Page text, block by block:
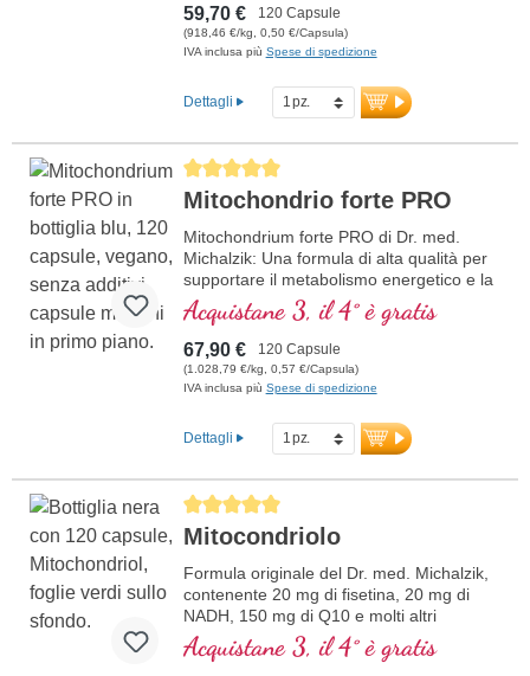
ATP nella catena respiratoria cellulare).
59,70 € 120 Capsule
(918,46 €/kg, 0,50 €/Capsula)
IVA inclusa più Spese di spedizione
Dettagli
Average rating of 5 out of 5 stars
Mitochondrio forte PRO
Mitochondrium forte PRO di Dr. med.
Michalzik: Una formula di alta qualità per
supportare il metabolismo energetico e la
salute cellulare. Include NADH, Q10,
Resveratrolo e Tiamina, che promuovono
il metabolismo energetico, oltre all'acido
R-Alfa-Lipoico nella preziosa forma di
Sodium-R-Lipoato. Sigillatura senza
garantiscono la massima qualità.
Sviluppato da medici.
ulteriori informazioni su
Mitochondrium forte PRO
Acquistane 3, il 4° è gratis
67,90 € 120 Capsule
(1.028,79 €/kg, 0,57 €/Capsula)
IVA inclusa più Spese di spedizione
Dettagli
Average rating of 5 out of 5 stars
Mitocondriolo
Formula originale del Dr. med. Michalzik,
contenente 20 mg di fisetina, 20 mg di
NADH, 150 mg di Q10 e molti altri
importanti agenti mitocondriali. Con
l'enhancer di biodisponibilità D-Pinitol.
Acquistane 3, il 4° è gratis